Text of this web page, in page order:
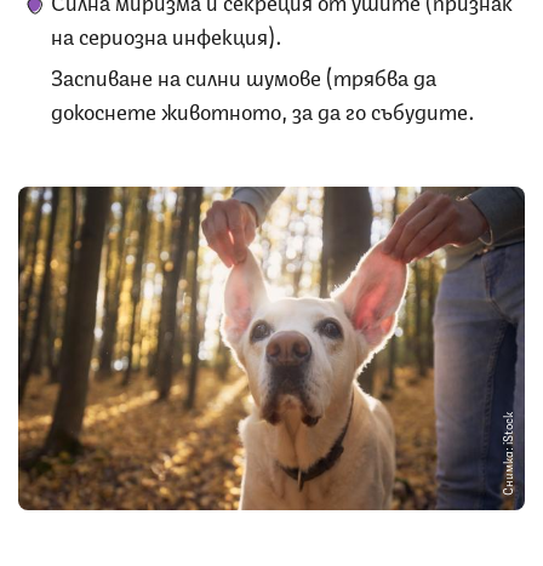
на сериозна инфекция).
Заспиване на силни шумове (трябва да
докоснете животното, за да го събудите.
Снимка: iStock